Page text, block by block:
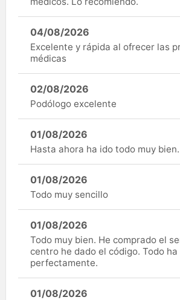
04/08/2026
Excelente y rápida al ofrecer las
médicas
02/08/2026
Podólogo excelente
01/08/2026
Hasta ahora ha ido todo muy bien.
01/08/2026
Todo muy sencillo
01/08/2026
Todo muy bien. He comprado el
centro he dado el código. Todo
perfectamente.
01/08/2026